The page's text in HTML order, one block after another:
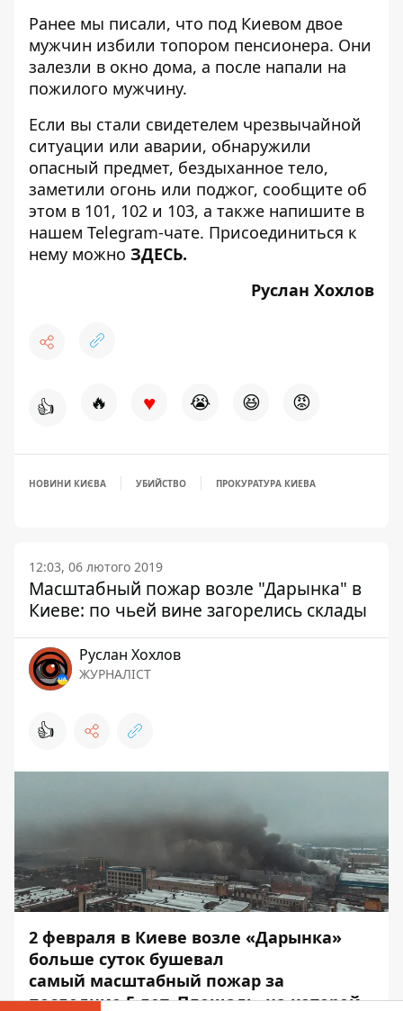
Ранее мы писали, что под Киевом двое
мужчин избили топором пенсионера. Они
залезли в окно дома, а после напали на
пожилого мужчину.
Если вы стали свидетелем чрезвычайной
ситуации или аварии, обнаружили
опасный предмет, бездыханное тело,
заметили огонь или поджог, сообщите об
этом в 101, 102 и 103, а также напишите в
нашем Telegram-чате. Присоединиться к
нему можно ЗДЕСЬ.
Руслан Хохлов
👍 🔥 ♥ 😭 😆 😡
НОВИНИ КИЄВА УБИЙСТВО ПРОКУРАТУРА КИЕВА
12:03, 06 лютого 2019
Масштабный пожар возле "Дарынка" в
Киеве: по чьей вине загорелись склады
Руслан Хохлов
ЖУРНАЛІСТ
👍
2 февраля в Киеве возле «Дарынка»
больше суток бушевал
самый масштабный пожар за
последние 5 лет.Площадь, на которой